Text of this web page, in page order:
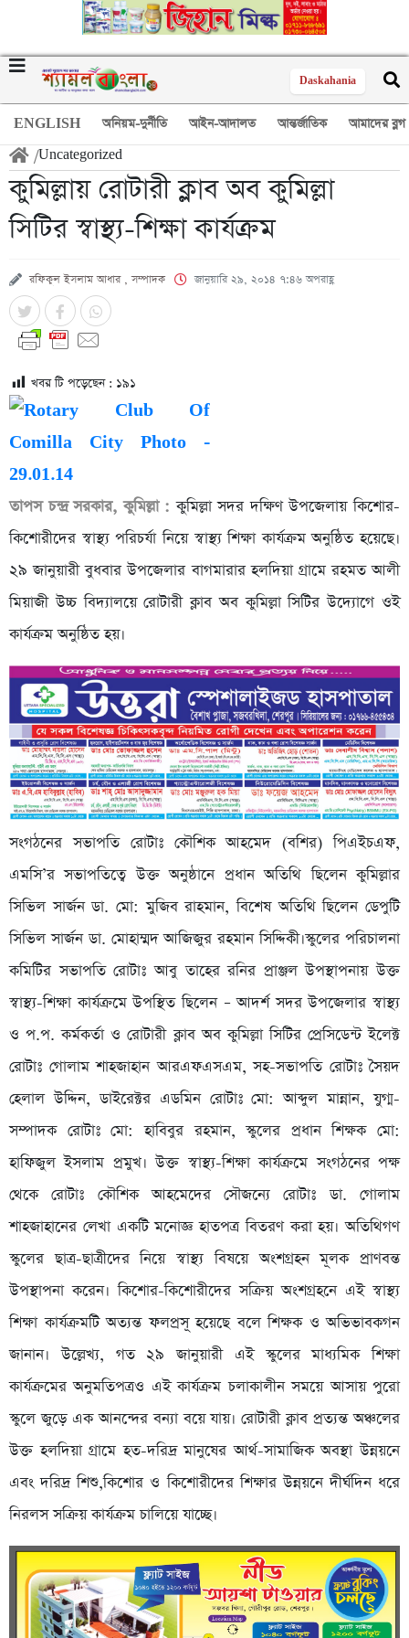
Daskahania
ENGLISH অনিয়ম-দুর্নীতি আইন-আদালত আন্তর্জাতিক আমাদের ব্লগ
/Uncategorized
কুমিল্লায় রোটারী ক্লাব অব কুমিল্লা
সিটির স্বাস্থ্য-শিক্ষা কার্যক্রম
রফিকুল ইসলাম আধার , সম্পাদক জানুয়ারি ২৯, ২০১৪ ৭:৪৬ অপরাহ্ণ
খবর টি পড়েছেন : ১৯১
তাপস চন্দ্র সরকার, কুমিল্লা : কুমিল্লা সদর দক্ষিণ উপজেলায় কিশোর-
কিশোরীদের স্বাস্থ্য পরিচর্যা নিয়ে স্বাস্থ্য শিক্ষা কার্যক্রম অনুষ্ঠিত হয়েছে।
২৯ জানুয়ারী বুধবার উপজেলার বাগমারার হলদিয়া গ্রামে রহমত আলী
মিয়াজী উচ্চ বিদ্যালয়ে রোটারী ক্লাব অব কুমিল্লা সিটির উদ্যোগে ওই
কার্যক্রম অনুষ্ঠিত হয়।
সংগঠনের সভাপতি রোটাঃ কৌশিক আহমেদ (বশির) পিএইচএফ,
এমসি’র সভাপতিত্বে উক্ত অনুষ্ঠানে প্রধান অতিথি ছিলেন কুমিল্লার
সিভিল সার্জন ডা. মো: মুজিব রাহমান, বিশেষ অতিথি ছিলেন ডেপুটি
সিভিল সার্জন ডা. মোহাম্মদ আজিজুর রহমান সিদ্দিকী।স্কুলের পরিচালনা
কমিটির সভাপতি রোটাঃ আবু তাহের রনির প্রাঞ্জল উপস্থাপনায় উক্ত
স্বাস্থ্য-শিক্ষা কার্যক্রমে উপস্থিত ছিলেন – আদর্শ সদর উপজেলার স্বাস্থ্য
ও প.প. কর্মকর্তা ও রোটারী ক্লাব অব কুমিল্লা সিটির প্রেসিডেন্ট ইলেক্ট
রোটাঃ গোলাম শাহজাহান আরএফএসএম, সহ-সভাপতি রোটাঃ সৈয়দ
হেলাল উদ্দিন, ডাইরেক্টর এডমিন রোটাঃ মো: আব্দুল মান্নান, যুগ্ম-
সম্পাদক রোটাঃ মো: হাবিবুর রহমান, স্কুলের প্রধান শিক্ষক মো:
হাফিজুল ইসলাম প্রমুখ। উক্ত স্বাস্থ্য-শিক্ষা কার্যক্রমে সংগঠনের পক্ষ
থেকে রোটাঃ কৌশিক আহমেদের সৌজন্যে রোটাঃ ডা. গোলাম
শাহজাহানের লেখা একটি মনোজ্ঞ হাতপত্র বিতরণ করা হয়। অতিথিগণ
স্কুলের ছাত্র-ছাত্রীদের নিয়ে স্বাস্থ্য বিষয়ে অংশগ্রহন মূলক প্রাণবন্ত
উপস্থাপনা করেন। কিশোর-কিশোরীদের সক্রিয় অংশগ্রহনে এই স্বাস্থ্য
শিক্ষা কার্যক্রমটি অত্যন্ত ফলপ্রসূ হয়েছে বলে শিক্ষক ও অভিভাবকগন
জানান। উল্লেখ্য, গত ২৯ জানুয়ারী এই স্কুলের মাধ্যমিক শিক্ষা
কার্যক্রমের অনুমতিপত্রও এই কার্যক্রম চলাকালীন সময়ে আসায় পুরো
স্কুলে জুড়ে এক আনন্দের বন্যা বয়ে যায়। রোটারী ক্লাব প্রত্যন্ত অঞ্চলের
উক্ত হলদিয়া গ্রামে হত-দরিদ্র মানুষের আর্থ-সামাজিক অবস্থা উন্নয়নে
এবং দরিদ্র শিশু,কিশোর ও কিশোরীদের শিক্ষার উন্নয়নে দীর্ঘদিন ধরে
নিরলস সক্রিয় কার্যক্রম চালিয়ে যাচ্ছে।